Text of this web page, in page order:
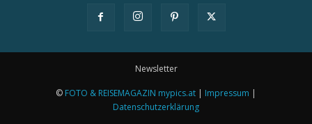
Newsletter
© FOTO & REISEMAGAZIN mypics.at | Impressum |
Datenschutzerklärung